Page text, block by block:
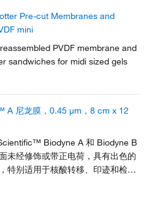
Pre-cut Membranes and
mini
PVDF membrane and
sandwiches for midi sized gels
A 尼龙膜，0.45 μm，8 cm x 12
Biodyne A 和 Biodyne B
未经修饰或带正电荷，具有出色的
特别适用于核酸转移、印迹和检测